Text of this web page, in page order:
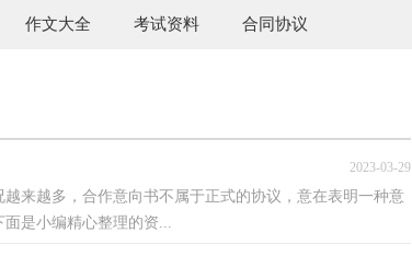
作文大全 考试资料 合同协议
2023-03-29
来越多，合作意向书不属于正式的协议，意在表明一种意
是小编精心整理的资...